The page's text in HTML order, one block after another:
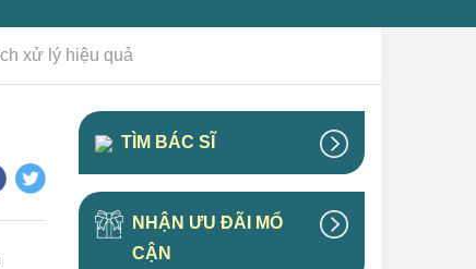
xử lý hiệu quả
TÌM BÁC SĨ
NHẬN ƯU ĐÃI MỔ
CẬN